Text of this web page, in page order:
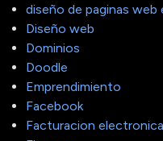
diseño de paginas web
Diseño web
Dominios
Doodle
Emprendimiento
Facebook
Facturacion